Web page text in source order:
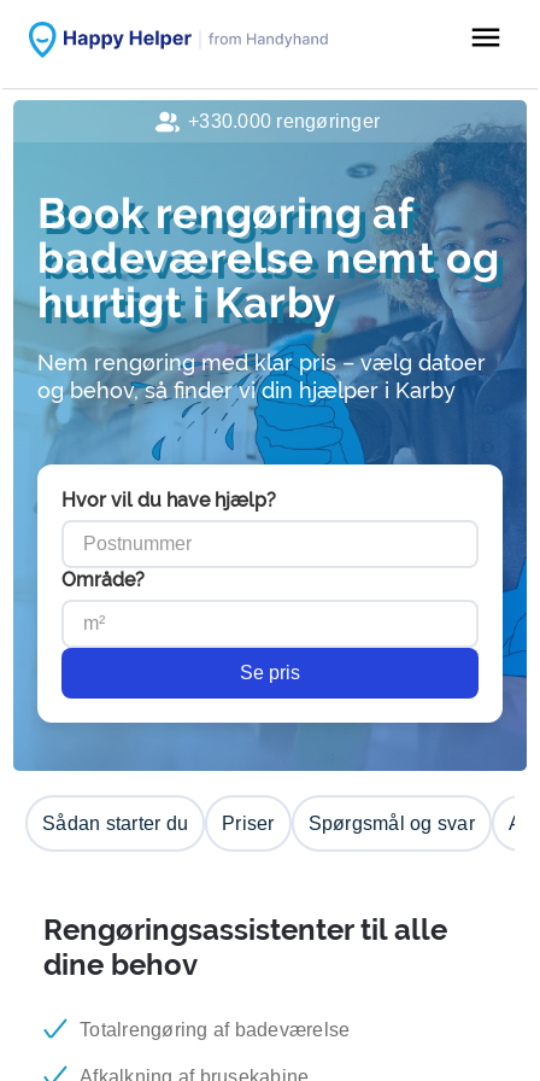
menu
Book rengøring af
badeværelse nemt og
hurtigt i Karby
Nem rengøring med klar pris – vælg datoer
og behov, så finder vi din hjælper i Karby
Hvor vil du have hjælp?
Område?
Se pris
Sådan starter du Priser Spørgsmål og svar
Rengøringsassistenter til alle
dine behov
Totalrengøring af badeværelse
Afkalkning af brusekabine
+330.000 rengøringer